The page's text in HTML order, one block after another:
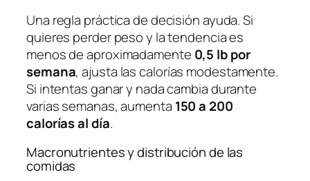
Una regla práctica de decisión ayuda. Si
quieres perder peso y la tendencia es
menos de aproximadamente 0,5 lb por
semana, ajusta las calorías modestamente.
Si intentas ganar y nada cambia durante
varias semanas, aumenta 150 a 200
calorías al día.
Macronutrientes y distribución de las
comidas